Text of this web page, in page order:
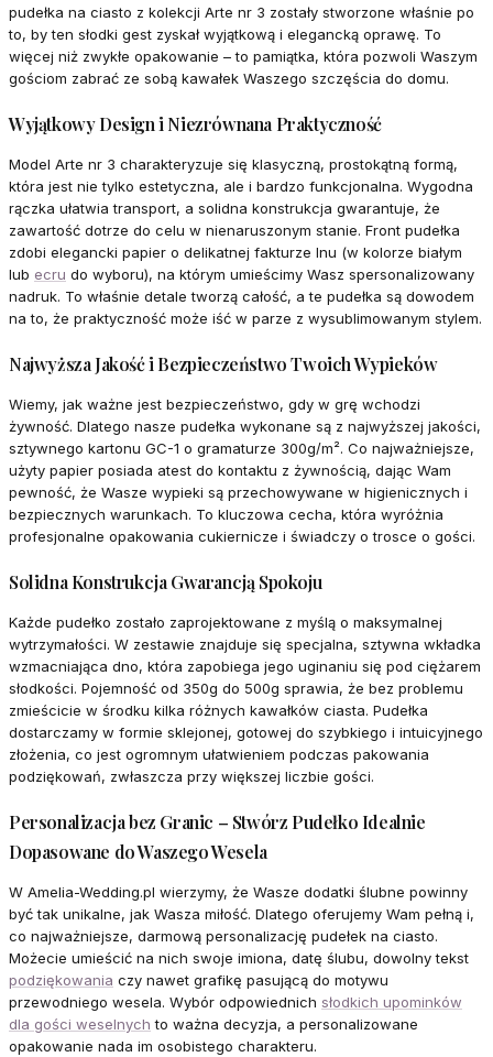
pudełka na ciasto z kolekcji Arte nr 3 zostały stworzone właśnie po
to, by ten słodki gest zyskał wyjątkową i elegancką oprawę. To
więcej niż zwykłe opakowanie – to pamiątka, która pozwoli Waszym
gościom zabrać ze sobą kawałek Waszego szczęścia do domu.
Wyjątkowy Design i Niezrównana Praktyczność
Model Arte nr 3 charakteryzuje się klasyczną, prostokątną formą,
która jest nie tylko estetyczna, ale i bardzo funkcjonalna. Wygodna
rączka ułatwia transport, a solidna konstrukcja gwarantuje, że
zawartość dotrze do celu w nienaruszonym stanie. Front pudełka
zdobi elegancki papier o delikatnej fakturze lnu (w kolorze białym
lub ecru do wyboru), na którym umieścimy Wasz spersonalizowany
nadruk. To właśnie detale tworzą całość, a te pudełka są dowodem
na to, że praktyczność może iść w parze z wysublimowanym stylem.
Najwyższa Jakość i Bezpieczeństwo Twoich Wypieków
Wiemy, jak ważne jest bezpieczeństwo, gdy w grę wchodzi
żywność. Dlatego nasze pudełka wykonane są z najwyższej jakości,
sztywnego kartonu GC-1 o gramaturze 300g/m². Co najważniejsze,
użyty papier posiada atest do kontaktu z żywnością, dając Wam
pewność, że Wasze wypieki są przechowywane w higienicznych i
bezpiecznych warunkach. To kluczowa cecha, która wyróżnia
profesjonalne opakowania cukiernicze i świadczy o trosce o gości.
Solidna Konstrukcja Gwarancją Spokoju
Każde pudełko zostało zaprojektowane z myślą o maksymalnej
wytrzymałości. W zestawie znajduje się specjalna, sztywna wkładka
wzmacniająca dno, która zapobiega jego uginaniu się pod ciężarem
słodkości. Pojemność od 350g do 500g sprawia, że bez problemu
zmieścicie w środku kilka różnych kawałków ciasta. Pudełka
dostarczamy w formie sklejonej, gotowej do szybkiego i intuicyjnego
złożenia, co jest ogromnym ułatwieniem podczas pakowania
podziękowań, zwłaszcza przy większej liczbie gości.
Personalizacja bez Granic – Stwórz Pudełko Idealnie
Dopasowane do Waszego Wesela
W Amelia-Wedding.pl wierzymy, że Wasze dodatki ślubne powinny
być tak unikalne, jak Wasza miłość. Dlatego oferujemy Wam pełną i,
co najważniejsze, darmową personalizację pudełek na ciasto.
Możecie umieścić na nich swoje imiona, datę ślubu, dowolny tekst
podziękowania czy nawet grafikę pasującą do motywu
przewodniego wesela. Wybór odpowiednich słodkich upominków
dla gości weselnych to ważna decyzja, a personalizowane
opakowanie nada im osobistego charakteru.